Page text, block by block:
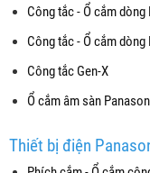
Công tắc - Ổ cắm dòng
Công tắc - Ổ cắm dòng
Công tắc Gen-X
Ổ cắm âm sàn
Thiết bị điện